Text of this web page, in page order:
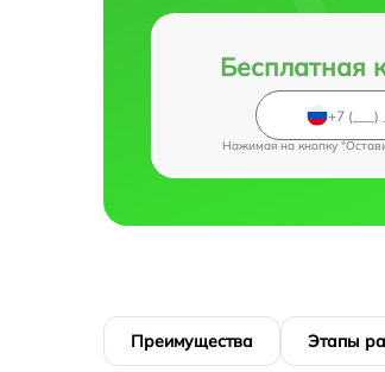
Бесплатная
Нажимая на кнопку
Преимущества Этапы